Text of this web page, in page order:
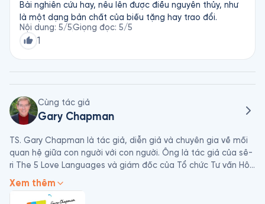
Tiến sĩ Paul White là tác giả, diễn giả, nhà tâm lý học và huấn
luyện viên hàng đầu, được mệnh danh là “người biến các mối
quan hệ nơi công sở trở thành những mối quan hệ chân
thành”. Hơn 20 năm, ông đã hỗ trợ hàng trăm doanh nghiệp,
trường học, cơ sở y tế, các tổ chức phi lợi nhuận xây dựng
môi trường làm việc tích cực và thắt chặt mối quan hệ giữa
doanh nghiệp/tổ chức với người lao động.
Bài nghiên cứu hay, nêu lên được điều nguyên thủy, như
là một dạng bản chất của biếu tặng hay trao đổi.
Nội dung: 5/5Giọng đọc: 5/5
1
Cùng tác giả
Gary Chapman
TS. Gary Chapman là tác giả, diễn giả và chuyên gia về mối
quan hệ giữa con người với con người. Ông là tác giả của sê-
ri The 5 Love Languages và giám đốc của Tổ chức Tư vấn Hôn
nhân và Gia đình. Các chương trình phát thanh do ông thực
hiện cũng được phát tại 400 đài truyền thành.
Xem thêm